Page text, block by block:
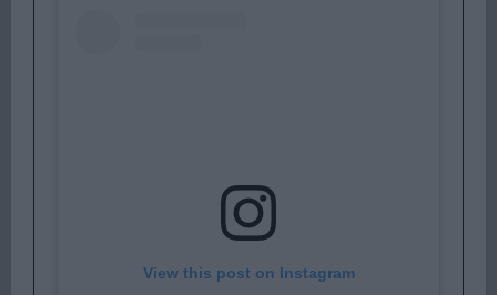
View this post on Instagram